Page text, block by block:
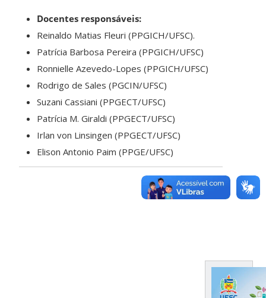
Docentes responsáveis:
Reinaldo Matias Fleuri (PPGICH/UFSC).
Patrícia Barbosa Pereira (PPGICH/UFSC)
Ronnielle Azevedo-Lopes (PPGICH/UFSC)
Rodrigo de Sales (PGCIN/UFSC)
Suzani Cassiani (PPGECT/UFSC)
Patrícia M. Giraldi (PPGECT/UFSC)
Irlan von Linsingen (PPGECT/UFSC)
Elison Antonio Paim (PPGE/UFSC)